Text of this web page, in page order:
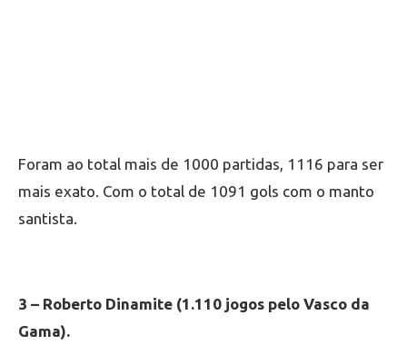
Foram ao total mais de 1000 partidas, 1116 para ser
mais exato. Com o total de 1091 gols com o manto
santista.
3 – Roberto Dinamite (1.110 jogos pelo Vasco da
Gama).